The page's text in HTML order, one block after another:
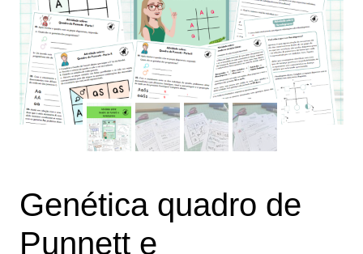
Genética quadro de
Punnett e